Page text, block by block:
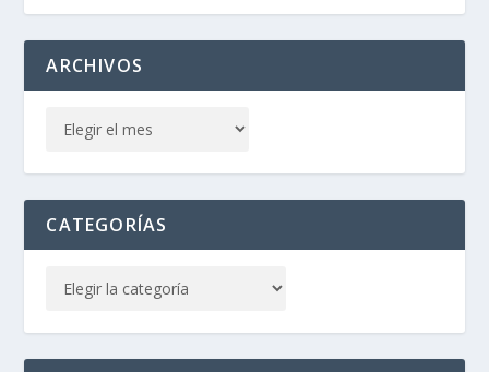
ARCHIVOS
CATEGORÍAS